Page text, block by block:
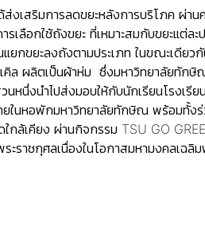
ส่งเสริมการลดขยะหลังการบริโภค ผ่า
รเลือกใช้ถังขยะ ที่เหมาะสมกับขยะแต่ล
กขยะลงถังตามประเภท ในขณะเดียว
คิล ผลิตเป็นผ้าห่ม ซึ่งมหาวิทยาลัยทัก
นหนึ่งนำไปส่งมอบให้กับนักเรียนโรงเรี
ในหอพักมหาวิทยาลัยทักษิณ พร้อมทั้ง
กล้เคียง ผ่านกิจกรรม TSU GO
ะราชกุศลเนื่องในโอกาสมหามงคลเฉ